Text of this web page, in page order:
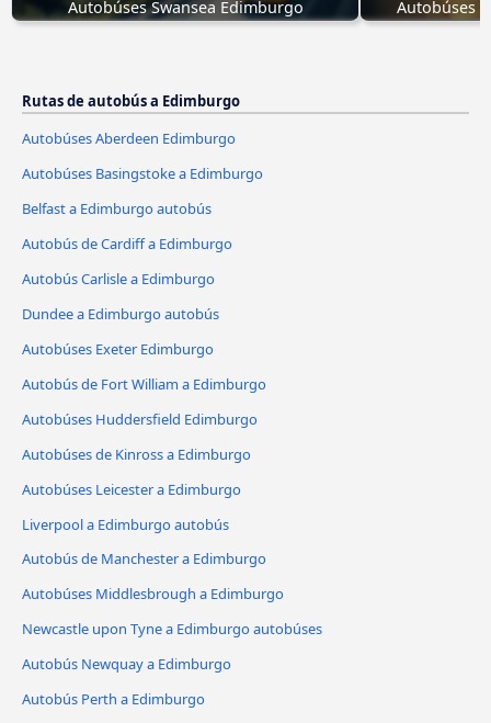
Autobúses Swansea Edimburgo Autobúses
Rutas de autobús a Edimburgo
Autobúses Aberdeen Edimburgo
Autobúses Basingstoke a Edimburgo
Belfast a Edimburgo autobús
Autobús de Cardiff a Edimburgo
Autobús Carlisle a Edimburgo
Dundee a Edimburgo autobús
Autobúses Exeter Edimburgo
Autobús de Fort William a Edimburgo
Autobúses Huddersfield Edimburgo
Autobúses de Kinross a Edimburgo
Autobúses Leicester a Edimburgo
Liverpool a Edimburgo autobús
Autobús de Manchester a Edimburgo
Autobúses Middlesbrough a Edimburgo
Newcastle upon Tyne a Edimburgo autobúses
Autobús Newquay a Edimburgo
Autobús Perth a Edimburgo